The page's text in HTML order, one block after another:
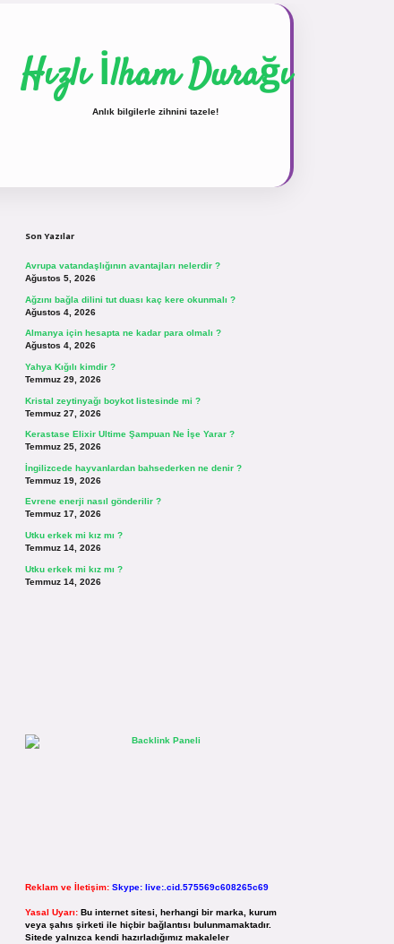
Hızlı İlham Durağı
Anlık bilgilerle zihnini tazele!
Son Yazılar
Avrupa vatandaşlığının avantajları nelerdir ?
Ağustos 5, 2026
Ağzını bağla dilini tut duası kaç kere okunmalı ?
Ağustos 4, 2026
Almanya için hesapta ne kadar para olmalı ?
Ağustos 4, 2026
Yahya Kığılı kimdir ?
Temmuz 29, 2026
Kristal zeytinyağı boykot listesinde mi ?
Temmuz 27, 2026
Kerastase Elixir Ultime Şampuan Ne İşe Yarar ?
Temmuz 25, 2026
İngilizcede hayvanlardan bahsederken ne denir ?
Temmuz 19, 2026
Evrene enerji nasıl gönderilir ?
Temmuz 17, 2026
Utku erkek mi kız mı ?
Temmuz 14, 2026
Utku erkek mi kız mı ?
Temmuz 14, 2026
Reklam ve İletişim: Skype: live:.cid.575569c608265c69
Yasal Uyarı: Bu internet sitesi, herhangi bir marka, kurum
veya şahıs şirketi ile hiçbir bağlantısı bulunmamaktadır.
Sitede yalnızca kendi hazırladığımız makaleler